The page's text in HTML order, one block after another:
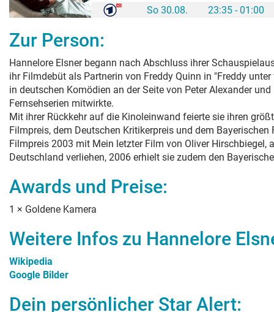
So 30.08. 23:35 - 01:00
Zur Person:
Hannelore Elsner begann nach Abschluss ihrer
ihr Filmdebüt als Partnerin von Freddy Quinn in "Freddy
in deutschen Komödien an der Seite von Peter Alexander
Fernsehserien mitwirkte.
Mit ihrer Rückkehr auf die Kinoleinwand feierte sie ihren
Filmpreis, dem Deutschen Kritikerpreis und dem
Filmpreis 2003 mit Mein letzter Film von Oliver Hirschbiegel,
Deutschland verliehen, 2006 erhielt sie zudem den
Awards und Preise:
1 × Goldene Kamera
Weitere Infos zu Hannelore
Wikipedia
Google Bilder
Dein persönlicher Star Alert: